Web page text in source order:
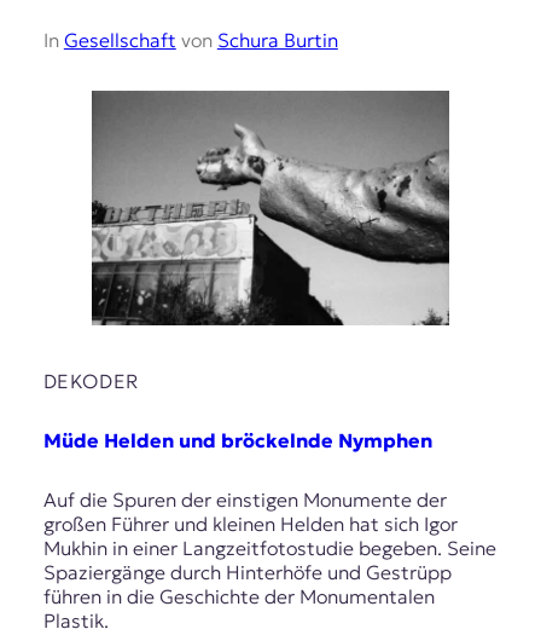
In Gesellschaft von Schura Burtin
DEKODER
Müde Helden und bröckelnde Nymphen
Auf die Spuren der einstigen Monumente der
großen Führer und kleinen Helden hat sich Igor
Mukhin in einer Langzeitfotostudie begeben. Seine
Spaziergänge durch Hinterhöfe und Gestrüpp
führen in die Geschichte der Monumentalen
Plastik.